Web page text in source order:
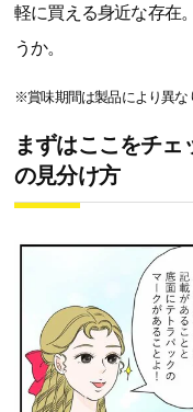
軽に買える身近な存在
うか。
※賞味期間は製品により異な
まずはここをチェ
の見分け方